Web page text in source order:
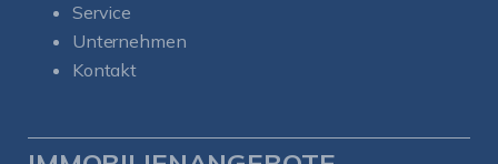
Service
Unternehmen
Kontakt